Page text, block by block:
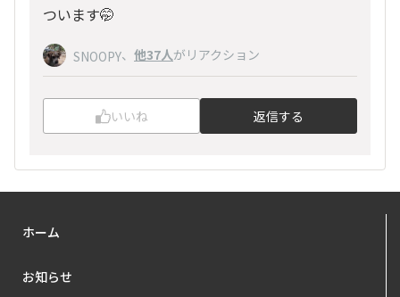
ついます🤭
SNOOPY、 他37人がリアクション
いいね 返信する
ホーム
お知らせ